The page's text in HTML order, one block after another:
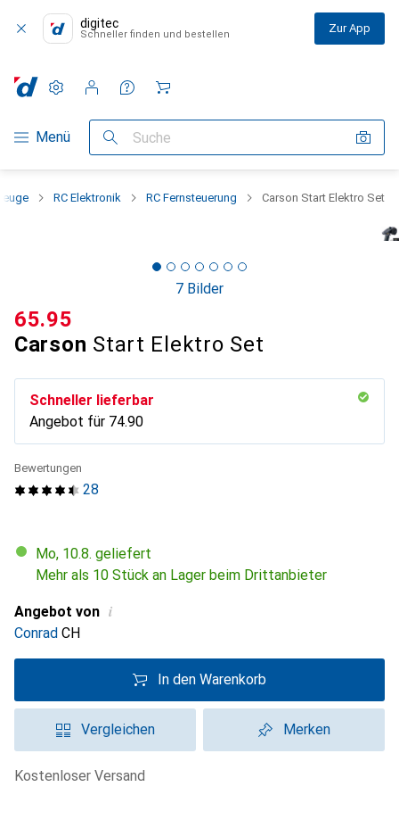
digitec
Schneller finden und bestellen Zur App
Navigation nach Kategorien
Menü Suche
Einstellungen
Kundenkonto
Vergleichslisten
Merklisten
Warenkorb
RC Elektronik RC Fernsteuerung Carson Start Elektro Set
7 Bilder
Carson Start Elektro Set
CHF
65.95
Schneller lieferbar
Angebot für CHF
74.90
28
Bewertungen
Mo, 10.8. geliefert
Mehr als 10 Stück an Lager beim Drittanbieter
Angebot von i
Conrad CH
In den Warenkorb
Vergleichen Merken
kostenloser Versand